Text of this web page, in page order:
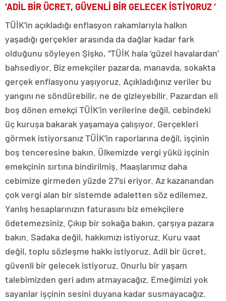
‘ADİL BİR ÜCRET, GÜVENLİ BİR GELECEK İSTİYORUZ ‘
TÜİK’in açıkladığı enflasyon rakamlarıyla halkın
yaşadığı gerçekler arasında da dağlar kadar fark
olduğunu söyleyen Şişko, “TÜİK hala ‘güzel havalardan’
bahsediyor. Biz emekçiler pazarda, manavda, sokakta
gerçek enflasyonu yaşıyoruz. Açıkladığınız veriler bu
yangını ne söndürebilir, ne de gizleyebilir. Pazardan eli
boş dönen emekçi TÜİK’in verilerine değil, cebindeki
üç kuruşa bakarak yaşamaya çalışıyor. Gerçekleri
görmek istiyorsanız TÜİK’in raporlarına değil, işçinin
boş tenceresine bakın. Ülkemizde vergi yükü işçinin
emekçinin sırtına bindirilmiş. Maaşlarımız daha
cebimize girmeden yüzde 27’si eriyor. Az kazanandan
çok vergi alan bir sistemde adaletten söz edilemez.
Yanlış hesaplarınızın faturasını biz emekçilere
ödetemezsiniz. Çıkıp bir sokağa bakın, çarşıya pazara
bakın. Sadaka değil, hakkımızı istiyoruz. Kuru vaat
değil, toplu sözleşme hakkı istiyoruz. Adil bir ücret,
güvenli bir gelecek istiyoruz. Onurlu bir yaşam
talebimizden geri adım atmayacağız. Emeğimizi yok
sayanlar işçinin sesini duyana kadar susmayacağız.